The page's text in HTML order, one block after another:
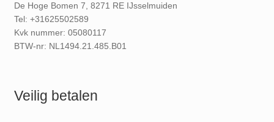
De Hoge Bomen 7, 8271 RE IJsselmuiden
Tel: +31625502589
Kvk nummer: 05080117
BTW-nr: NL1494.21.485.B01
Veilig betalen